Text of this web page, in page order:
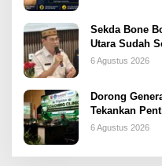
Sekda Bone
Utara Sudah
6 Agustus 2026
Dorong
Tekankan
sejak Dini
6 Agustus 2026